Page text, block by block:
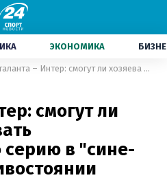
ЭКОНОМИКА
Аталанта – Интер: смогут ли хозяева прервать проигрышную серию в "сине-черном" противостоянии
смогут ли
в "сине-